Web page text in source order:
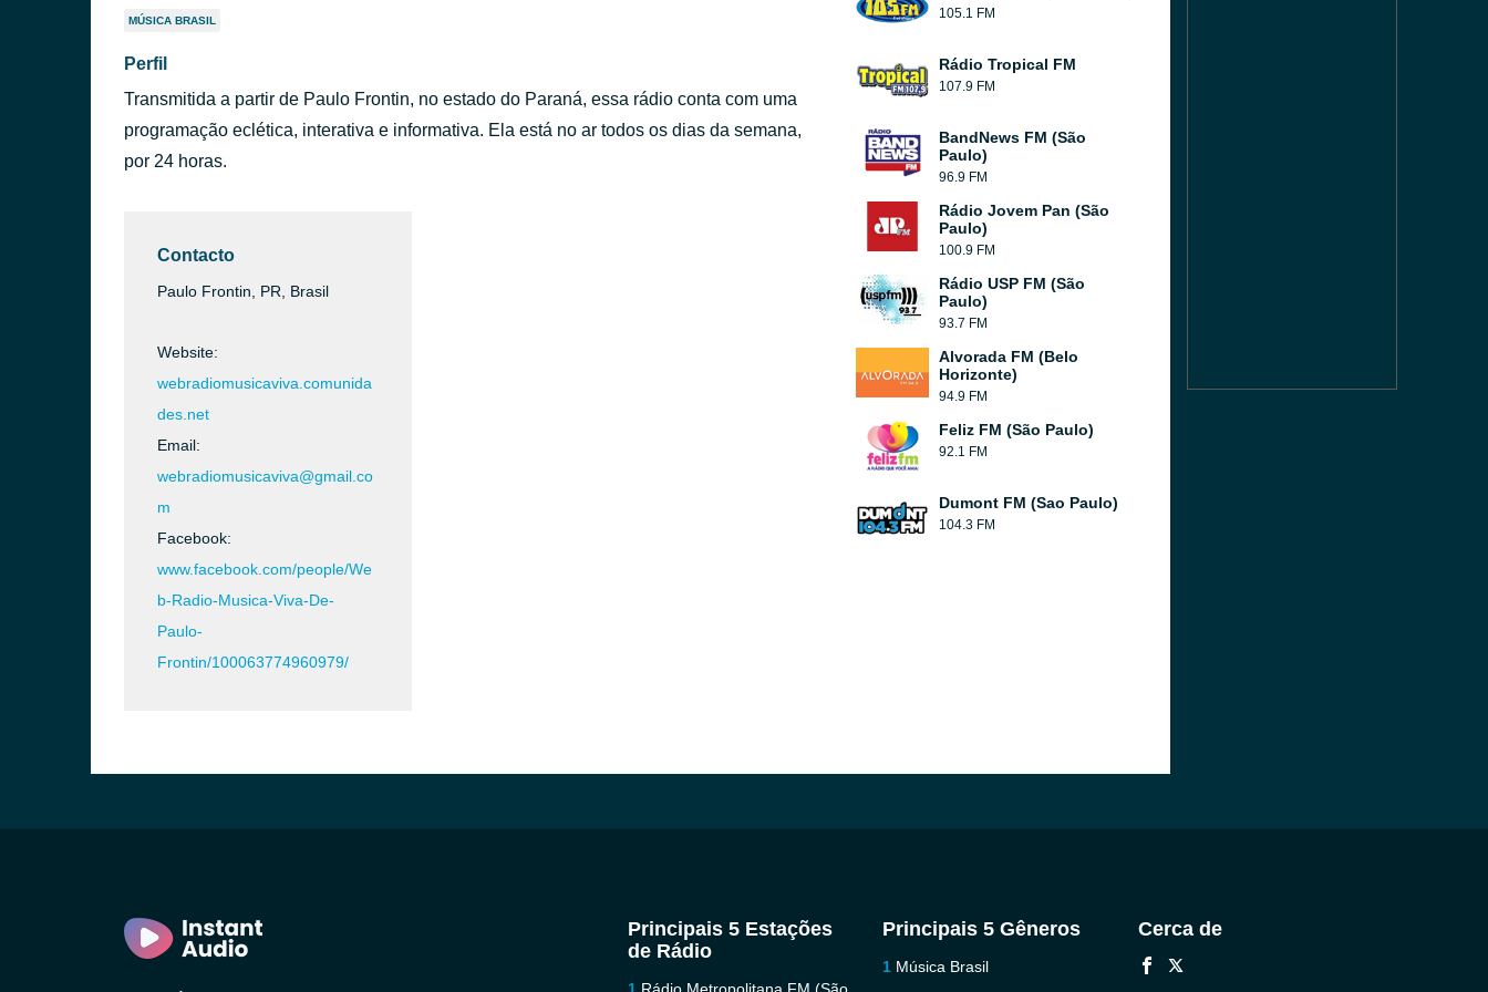
MÚSICA BRASIL
Perfil
Transmitida a partir de Paulo Frontin, no estado do Paraná, essa rádio conta com uma
programação eclética, interativa e informativa. Ela está no ar todos os dias da semana,
por 24 horas.
Contacto
Paulo Frontin, PR, Brasil
Website:
webradiomusicaviva.comunida
des.net
Email:
webradiomusicaviva@gmail.co
m
Facebook:
www.facebook.com/people/We
b-Radio-Musica-Viva-De-
Paulo-
Frontin/100063774960979/
105.1 FM
Rádio Tropical FM
107.9 FM
BandNews FM (São
Paulo)
96.9 FM
Rádio Jovem Pan (São
Paulo)
100.9 FM
Rádio USP FM (São
Paulo)
93.7 FM
Alvorada FM (Belo
Horizonte)
94.9 FM
Feliz FM (São Paulo)
92.1 FM
Dumont FM (Sao Paulo)
104.3 FM
Principais 5 Estações
de Rádio
Principais 5 Gêneros
Música Brasil
Cerca de